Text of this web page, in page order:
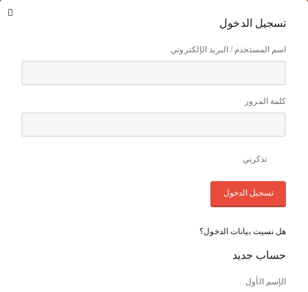
حسابي الشخصي
الدخول
المستخدم / البريد الإلكتروني
المرور
بيانات الدخول؟
جديد